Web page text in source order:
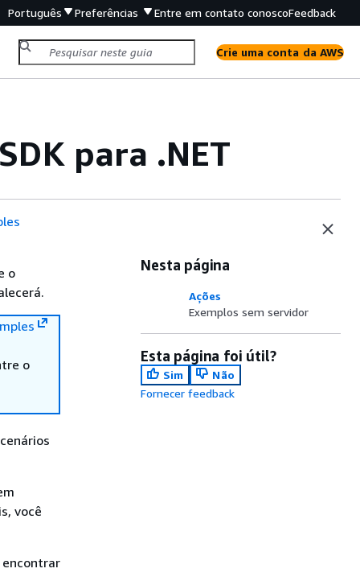
Português Preferências Entre em contato conoscoFeedback
Crie uma conta da AWS
para .NET
o
o
você
encontrar
Nesta página
Ações
Exemplos sem servidor
Esta página foi útil?
Sim
Não
Fornecer feedback